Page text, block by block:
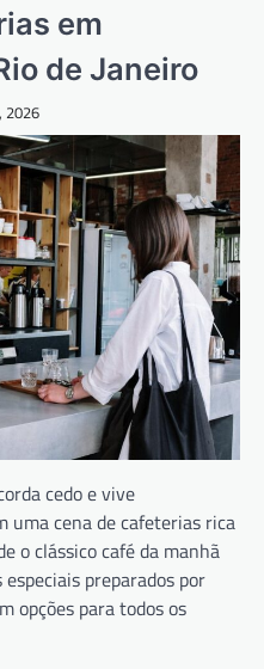
em
de Janeiro
2026
cedo e vive
uma cena de cafeterias rica
o clássico café da manhã
preparados por
opções para todos os